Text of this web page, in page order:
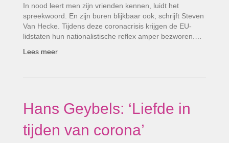
In nood leert men zijn vrienden kennen, luidt het
spreekwoord. En zijn buren blijkbaar ook, schrijft Steven
Van Hecke. Tijdens deze coronacrisis krijgen de EU-
lidstaten hun nationalistische reflex amper bezworen.…
Lees meer
Hans Geybels: ‘Liefde in
tijden van corona’